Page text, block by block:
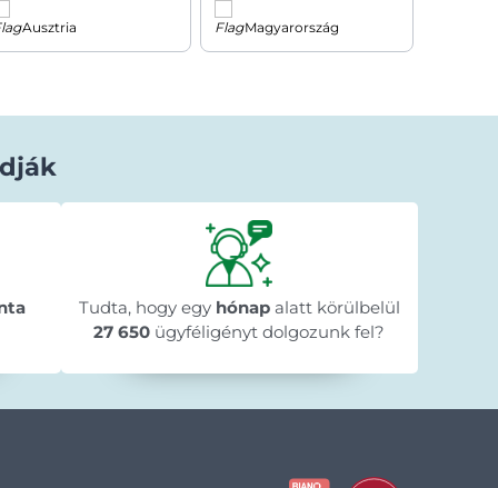
Ausztria Magyarország
Béla Horváth
1 nappal ezelőtt
★★★★★
★★★★★
★★★★★
"Gyorsan megérkezett a megrendelt
termék."
Tudta, hogy egy hónapalatt körülbelül
27 650 ügyféligényt dolgozunk fel?